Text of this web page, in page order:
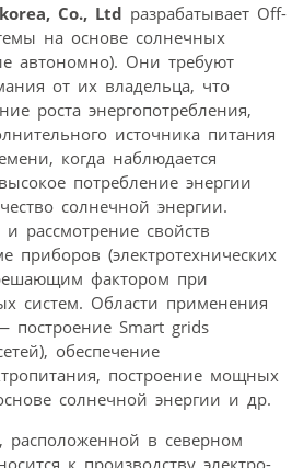
Co., Ltd разрабатывает Off-
на основе солнечных
автономно). Они требуют
от их владельца, что
роста энергопотребления,
источника питания
когда наблюдается
потребление энергии
солнечной энергии.
рассмотрение свойств
приборов (электротехнических
фактором при
систем. Области применения
построение Smart grids
обеспечение
построение мощных
солнечной энергии и др.
, расположенной в северном
к производству электро-